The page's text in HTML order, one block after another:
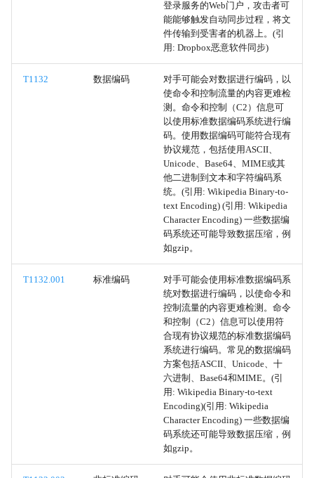
受信任的开发者工具代理执行
令牌模拟/盗用
登录服务的Web门户，攻击者可
能能够触发自动同步过程，将文
件传输到受害者的机器上。(引
用: Dropbox恶意软件同步)
T1132 数据编码
对手可能会对数据进行编码，以
使命令和控制流量的内容更难检
测。命令和控制（C2）信息可
以使用标准数据编码系统进行编
码。使用数据编码可能符合现有
协议规范，包括使用ASCII、
Unicode、Base64、MIME或其
他二进制到文本和字符编码系
统。(引用: Wikipedia Binary-to-
text Encoding) (引用: Wikipedia
Character Encoding) 一些数据编
码系统还可能导致数据压缩，例
如gzip。
T1132.001 标准编码
对手可能会使用标准数据编码系
统对数据进行编码，以使命令和
控制流量的内容更难检测。命令
和控制（C2）信息可以使用符
合现有协议规范的标准数据编码
系统进行编码。常见的数据编码
方案包括ASCII、Unicode、十
六进制、Base64和MIME。(引
用: Wikipedia Binary-to-text
Encoding)(引用: Wikipedia
Character Encoding) 一些数据编
码系统还可能导致数据压缩，例
如gzip。